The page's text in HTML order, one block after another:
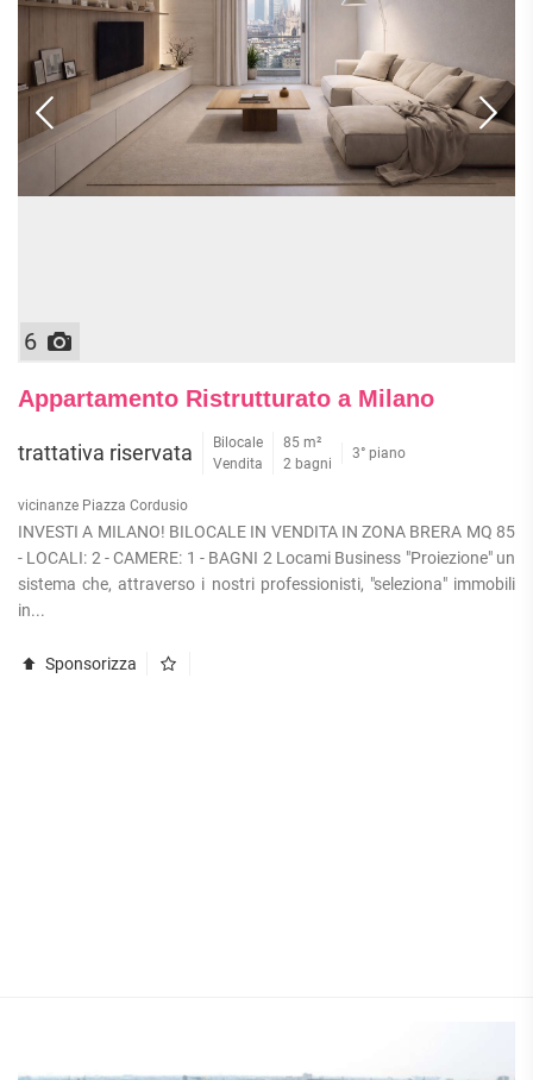
6
Appartamento Ristrutturato a Milano
trattativa riservata
Bilocale
Vendita
85 m²
2 bagni
3° piano
vicinanze Piazza Cordusio
INVESTI A MILANO! BILOCALE IN VENDITA IN ZONA BRERA MQ 85
- LOCALI: 2 - CAMERE: 1 - BAGNI 2 Locami Business "Proiezione" un
sistema che, attraverso i nostri professionisti, "seleziona" immobili
in...
Sponsorizza